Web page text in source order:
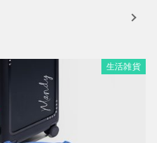
生活雑貨